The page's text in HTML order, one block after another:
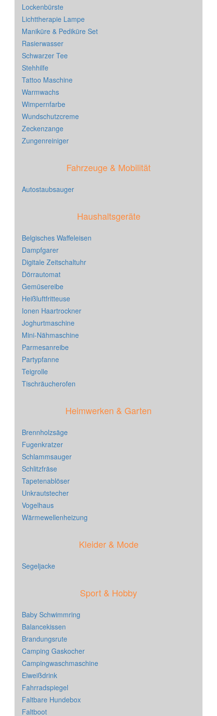
Lockenbürste
Lichttherapie Lampe
Maniküre & Pediküre Set
Rasierwasser
Schwarzer Tee
Stehhilfe
Tattoo Maschine
Warmwachs
Wimpernfarbe
Wundschutzcreme
Zeckenzange
Zungenreiniger
Fahrzeuge & Mobilität
Autostaubsauger
Haushaltsgeräte
Belgisches Waffeleisen
Dampfgarer
Digitale Zeitschaltuhr
Dörrautomat
Gemüsereibe
Heißluftfritteuse
Ionen Haartrockner
Joghurtmaschine
Mini-Nähmaschine
Parmesanreibe
Partypfanne
Teigrolle
Tischräucherofen
Heimwerken & Garten
Brennholzsäge
Fugenkratzer
Schlammsauger
Schlitzfräse
Tapetenablöser
Unkrautstecher
Vogelhaus
Wärmewellenheizung
Kleider & Mode
Segeljacke
Sport & Hobby
Baby Schwimmring
Balancekissen
Brandungsrute
Camping Gaskocher
Campingwaschmaschine
Eiweißdrink
Fahrradspiegel
Faltbare Hundebox
Faltboot